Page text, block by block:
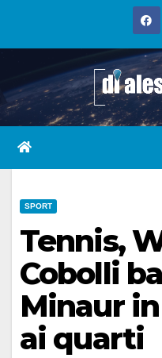
SPORT
Tennis,
Cobolli
Minaur
ai quarti